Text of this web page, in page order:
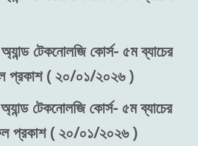
টেকনোলজি কোর্স- ৫ম ব্যাচের
প্রকাশ ( ২০/০১/২০২৬ )
টেকনোলজি কোর্স- ৫ম ব্যাচের
প্রকাশ ( ২০/০১/২০২৬ )